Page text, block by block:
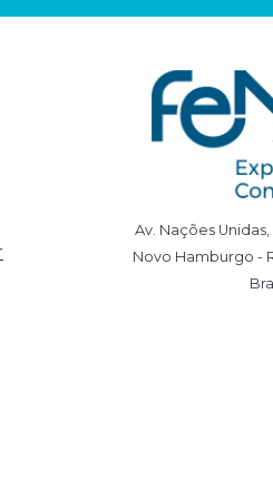
Av. Nações
Novo Hamburgo -